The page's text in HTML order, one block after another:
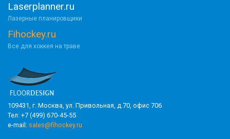
Laserplanner.ru
Лазерные планировщики
Fihockey.ru
Все для хоккея на траве
109431, г. Москва, ул. Привольная, д.70, офис 706
Тел: +7 (499) 670-45-55
e-mail: sales@fihockey.ru